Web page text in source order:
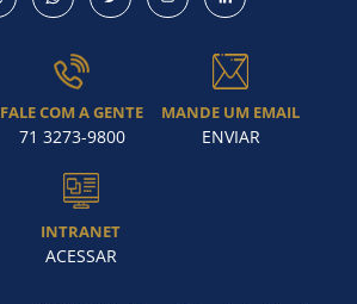
FALE COM A GENTE
71 3273-9800
MANDE UM EMAIL
ENVIAR
INTRANET
ACESSAR